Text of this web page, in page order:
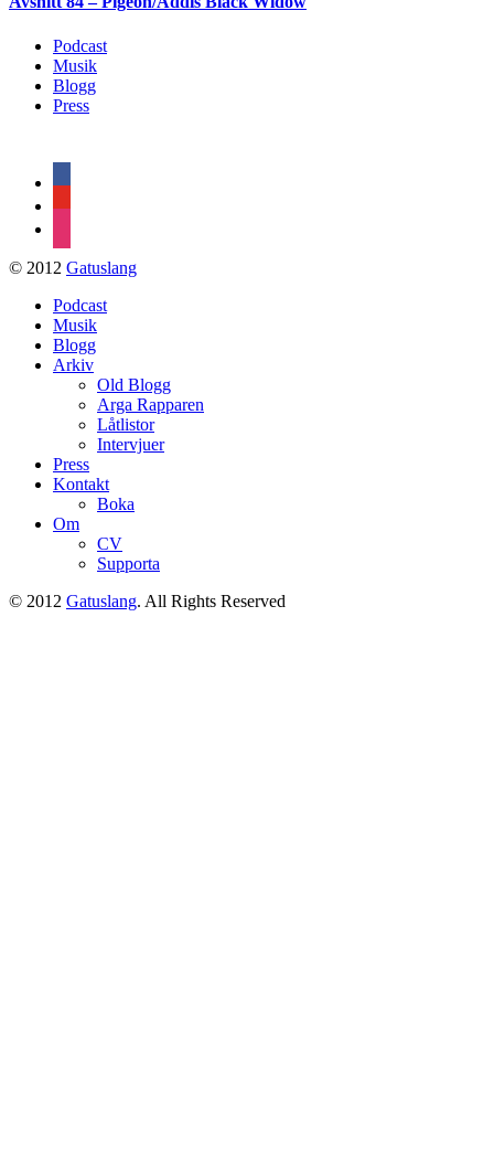
Podcast
Musik
Blogg
Press
© 2012 Gatuslang
Podcast
Musik
Blogg
Arkiv
Old Blogg
Arga Rapparen
Låtlistor
Intervjuer
Press
Kontakt
Boka
Om
CV
Supporta
© 2012 Gatuslang. All Rights Reserved